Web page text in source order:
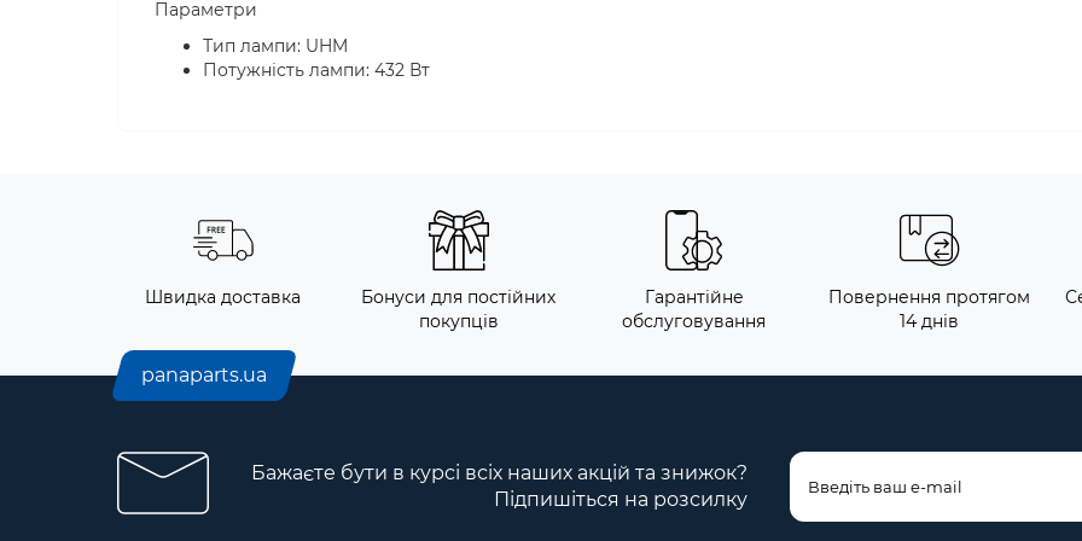
Параметри
Тип лампи: UHM
Потужність лампи: 432 Вт
Швидка доставка
Бонуси для постійних
покупців
Гарантійне
обслуговування
Повернення протягом
14 днів
panaparts.ua
Бажаєте бути в курсі всіх наших акцій та знижок?
Підпишіться на розсилку